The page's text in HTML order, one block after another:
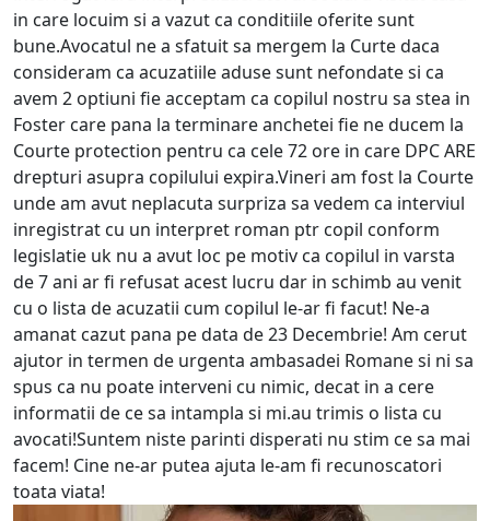
in care locuim si a vazut ca conditiile oferite sunt
bune.Avocatul ne a sfatuit sa mergem la Curte daca
consideram ca acuzatiile aduse sunt nefondate si ca
avem 2 optiuni fie acceptam ca copilul nostru sa stea in
Foster care pana la terminare anchetei fie ne ducem la
Courte protection pentru ca cele 72 ore in care DPC ARE
drepturi asupra copilului expira.Vineri am fost la Courte
unde am avut neplacuta surpriza sa vedem ca interviul
inregistrat cu un interpret roman ptr copil conform
legislatie uk nu a avut loc pe motiv ca copilul in varsta
de 7 ani ar fi refusat acest lucru dar in schimb au venit
cu o lista de acuzatii cum copilul le-ar fi facut! Ne-a
amanat cazut pana pe data de 23 Decembrie! Am cerut
ajutor in termen de urgenta ambasadei Romane si ni sa
spus ca nu poate interveni cu nimic, decat in a cere
informatii de ce sa intampla si mi.au trimis o lista cu
avocati!Suntem niste parinti disperati nu stim ce sa mai
facem! Cine ne-ar putea ajuta le-am fi recunoscatori
toata viata!